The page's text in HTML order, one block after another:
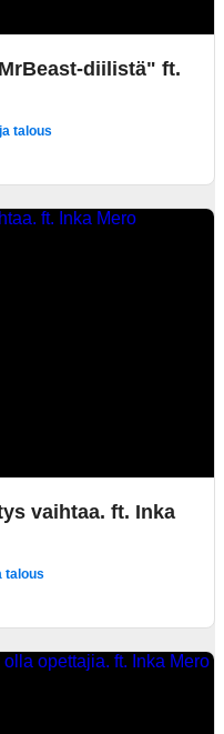
diilistä" ft.
talous
vaihtaa. ft. Inka
talous